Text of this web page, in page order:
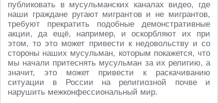
публиковать в мусульманских каналах видео, где
наши граждане ругают мигрантов и не мигрантов,
требуют прекратить подобные демонстративные
акции, да ещё, например, и оскорбляют их при
этом, то это может привести к недовольству и со
стороны наших мусульман, которым покажется, что
мы начали притеснять мусульман за их религию, а
значит, это может привести к раскачиванию
ситуации в России на религиозной почве и
нарушить межконфессиональный мир.